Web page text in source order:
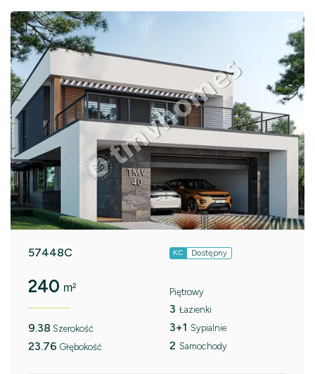
57448C KC Dostępny
240 m²
9.38 Szerokość
23.76 Głębokość
Piętrowy
3 Łazienki
3+1 Sypialnie
2 Samochody